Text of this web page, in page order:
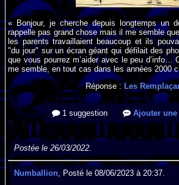
« Bonjour, je cherche depuis longtemps un
rappelle pas grand chose mais il me semble
les parents travaillaient beaucoup et ils
"du jour" sur un écran géant qui défilait des
que vous pourrez m’aider avec le peu d’info…
me semble, en tout cas dans les années 2000
Réponse :Les
1 suggestion Ajouter
Postée le 26/03/2022.
Numballion , Posté le 08/06/2023 à 20:37.